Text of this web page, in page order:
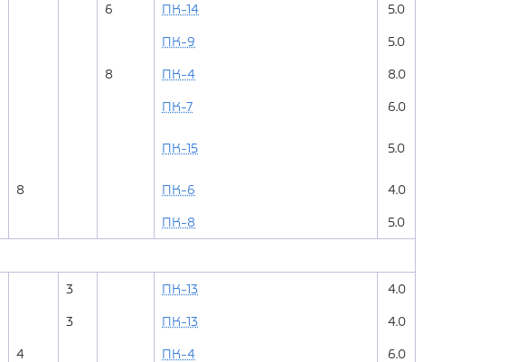
6 ПК-14 5.0
ПК-9 5.0
8 ПК-4 8.0
ПК-7 6.0
ПК-15 5.0
8 ПК-6 4.0
ПК-8 5.0
3 ПК-13 4.0
3 ПК-13 4.0
4 ПК-4 6.0